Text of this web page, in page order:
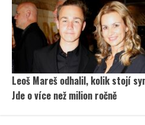
Leoš Mareš odhalil, kolik stojí
Jde o více než milion ročně